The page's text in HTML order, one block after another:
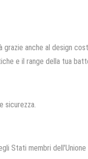
grazie anche al design
e il range della tua
sicurezza.
Stati membri dell'Unione